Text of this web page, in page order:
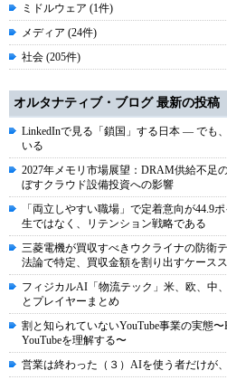
ミドルウェア (1件)
メディア (24件)
社会 (205件)
オルタナティブ・ブログ 最新の投稿
LinkedInで見る「鎖国」する日本 ― でも
いる
2027年メモリ市場展望：DRAM供給不足
ぼすクラウド設備投資への影響
「両立しやすい職場」で定着意向が44.9
生ではなく、リテンション戦略である
三菱電機が買収すべきウクライナの防衛
法論で特定、買収金額を割り出すケース
フィジカルAI「物流テック」米、欧、中
とプレイヤーまとめ
割と知られていないYouTube事業の実態
YouTubeを理解する〜
営業は終わった（３）AIを使う者だけが